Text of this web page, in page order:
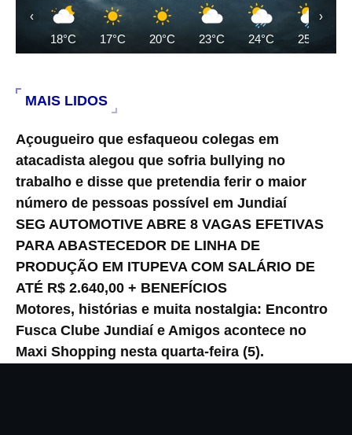
18°C 17°C 20°C 23°C 24°C 25°C
‹ ›
MAIS LIDOS
Açougueiro que esfaqueou colegas em
atacadista alegou que sofria bullying no
trabalho e disse que pretendia ferir o maior
número de pessoas possível em Jundiaí
SEG AUTOMOTIVE ABRE 8 VAGAS EFETIVAS
PARA ABASTECEDOR DE LINHA DE
PRODUÇÃO EM ITUPEVA COM SALÁRIO DE
ATÉ R$ 2.640,00 + BENEFÍCIOS
Motores, histórias e muita nostalgia: Encontro
Fusca Clube Jundiaí e Amigos acontece no
Maxi Shopping nesta quarta-feira (5).